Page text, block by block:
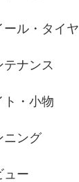
ール・タイヤ
テナンス
ト・小物
ニング
ュー